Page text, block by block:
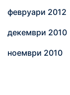
февруари 2012
декември 2010
ноември 2010